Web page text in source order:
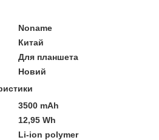
Noname
Китай
Для планшета
Новий
3500 mAh
12,95 Wh
Li-ion polymer